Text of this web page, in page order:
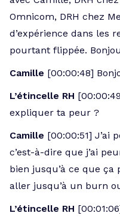
Omnicom, DRH chez
d’expérience dans les
pourtant flippée.
Camille [00:00:48]
L’étincelle RH
expliquer ta peur ?
Camille [00:00:51] J’ai
c’est-à-dire que j’ai
bien jusqu’à ce que ça
aller jusqu’à un burn
L’étincelle RH